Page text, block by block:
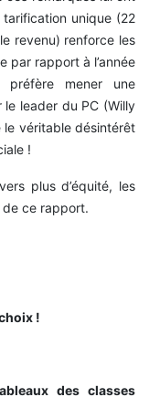
unique (22
revenu) renforce les
par rapport à l’année
préfère mener une
leader du PC (Willy
le véritable désintérêt
!
plus d’équité, les
de ce rapport.
!
des classes